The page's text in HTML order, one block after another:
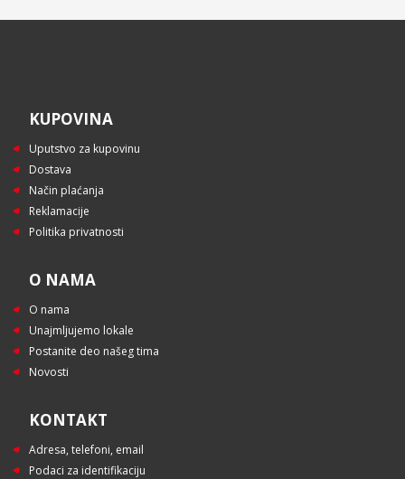
KUPOVINA
Uputstvo za kupovinu
Dostava
Način plaćanja
Reklamacije
Politika privatnosti
O NAMA
O nama
Unajmljujemo lokale
Postanite deo našeg tima
Novosti
KONTAKT
Adresa, telefoni, email
Podaci za identifikaciju